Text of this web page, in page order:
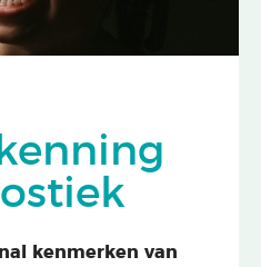
kenmerken van